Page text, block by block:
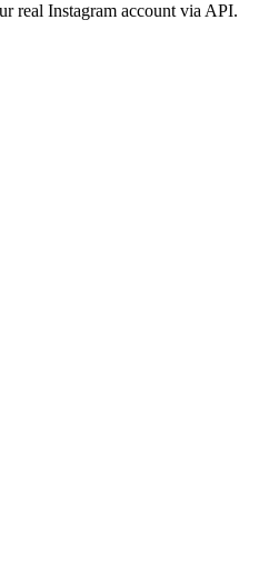
real Instagram account via API.